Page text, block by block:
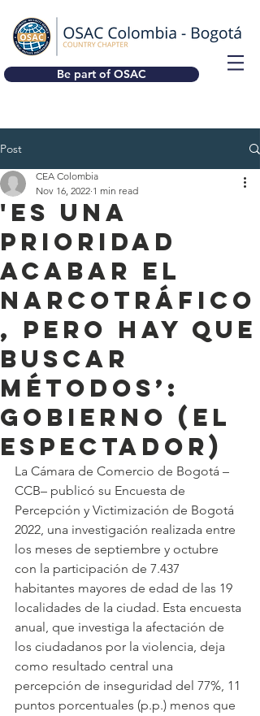
Be part of OSAC
Post
'Es una
prioridad
acabar el
narcotráfico
, pero hay que
buscar
métodos’:
Gobierno (El
Espectador)
CEA Colombia
Nov 16, 2022 1 min read
La Cámara de Comercio de Bogotá –
CCB– publicó su Encuesta de
Percepción y Victimización de Bogotá
2022, una investigación realizada entre
los meses de septiembre y octubre
con la participación de 7.437
habitantes mayores de edad de las 19
localidades de la ciudad. Esta encuesta
anual, que investiga la afectación de
los ciudadanos por la violencia, deja
como resultado central una
percepción de inseguridad del 77%, 11
puntos porcentuales (p.p.) menos que